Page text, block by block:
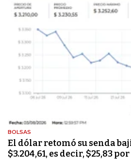
BOLSAS
El dólar retomó su senda
$3.204,61, es decir, $25,83